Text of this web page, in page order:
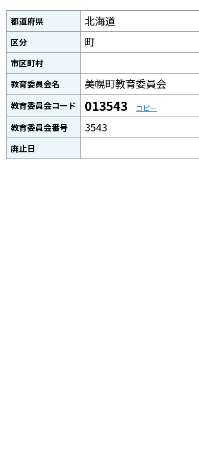
都道府県 北海道
区分 町
市区町村
教育委員会名
美幌町教育委員会
教育委員会コード 013543 コピー
教育委員会番号 3543
廃止日